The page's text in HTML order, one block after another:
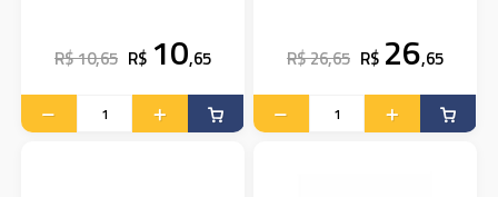
R$ 10,65 R$ 10,65 R$ 26,65 R$ 26,65